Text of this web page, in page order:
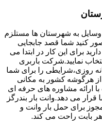
به شهرستان ها مستلزم
کنید شما قصد جابجایی
برای این کار در ابتدا می
نمایید.شرکت باربری
روزی،شرایطی را برای شما
از هرگوشه کشور به مکانی
ارائه مشاوره های حرفه ای
می دهد.وانت بار بندرگز
برای حمل بار وانت و
بابت راحت می کند.